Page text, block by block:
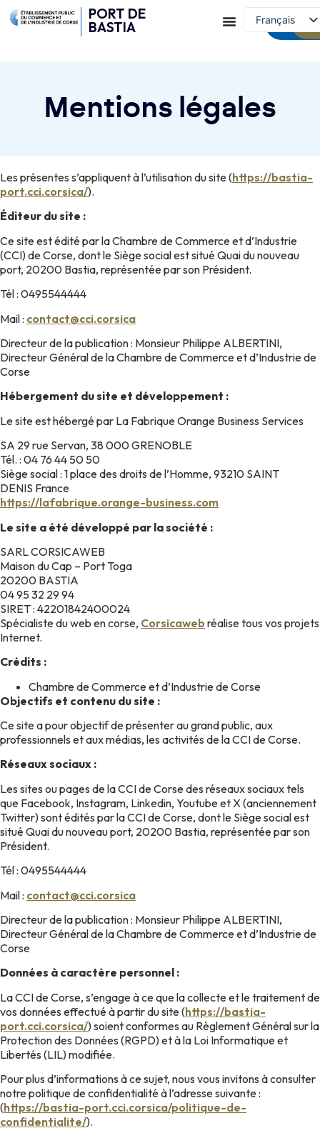
PORT DE
BASTIA
Français
English (UK)
et
Mentions légales
Les présentes s’appliquent à l’utilisation du site (https://bastia-
port.cci.corsica/).
Éditeur du site :
Ce site est édité par la Chambre de Commerce et d’Industrie
(CCI) de Corse, dont le Siège social est situé Quai du nouveau
port, 20200 Bastia, représentée par son Président.
Tél : 0495544444
Mail : contact@cci.corsica
Directeur de la publication : Monsieur Philippe ALBERTINI,
Directeur Général de la Chambre de Commerce et d’Industrie de
Corse
Hébergement du site et développement :
Le site est hébergé par La Fabrique Orange Business Services
SA 29 rue Servan, 38 000 GRENOBLE
Tél. : 04 76 44 50 50
Siège social : 1 place des droits de l’Homme, 93210 SAINT
DENIS France
https://lafabrique.orange-business.com
Le site a été développé par la société :
SARL CORSICAWEB
Maison du Cap – Port Toga
20200 BASTIA
04 95 32 29 94
SIRET : 42201842400024
Spécialiste du web en corse, Corsicaweb réalise tous vos projets
Internet.
Crédits :
Chambre de Commerce et d’Industrie de Corse
Objectifs et contenu du site :
Ce site a pour objectif de présenter au grand public, aux
professionnels et aux médias, les activités de la CCI de Corse.
Réseaux sociaux :
Les sites ou pages de la CCI de Corse des réseaux sociaux tels
que Facebook, Instagram, Linkedin, Youtube et X (anciennement
Twitter) sont édités par la CCI de Corse, dont le Siège social est
situé Quai du nouveau port, 20200 Bastia, représentée par son
Président.
Tél : 0495544444
Mail : contact@cci.corsica
Directeur de la publication : Monsieur Philippe ALBERTINI,
Directeur Général de la Chambre de Commerce et d’Industrie de
Corse
Données à caractère personnel :
La CCI de Corse, s’engage à ce que la collecte et le traitement de
vos données effectué à partir du site (https://bastia-
port.cci.corsica/) soient conformes au Règlement Général sur la
Protection des Données (RGPD) et à la Loi Informatique et
Libertés (LIL) modifiée.
Pour plus d’informations à ce sujet, nous vous invitons à consulter
notre politique de confidentialité à l’adresse suivante :
(https://bastia-port.cci.corsica/politique-de-
confidentialite/).